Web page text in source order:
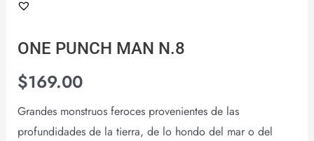
ONE PUNCH MAN N.8
$169.00
Grandes monstruos feroces provenientes de las
profundidades de la tierra, de lo hondo del mar o del